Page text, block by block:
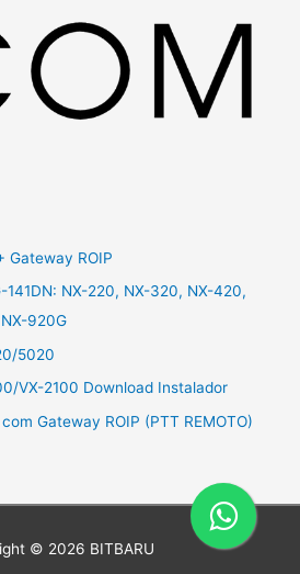
Gateway ROIP
141DN: NX-220, NX-320, NX-420,
920G
5020
VX-2100 Download Instalador
Gateway ROIP (PTT REMOTO)
© 2026 BITBARU